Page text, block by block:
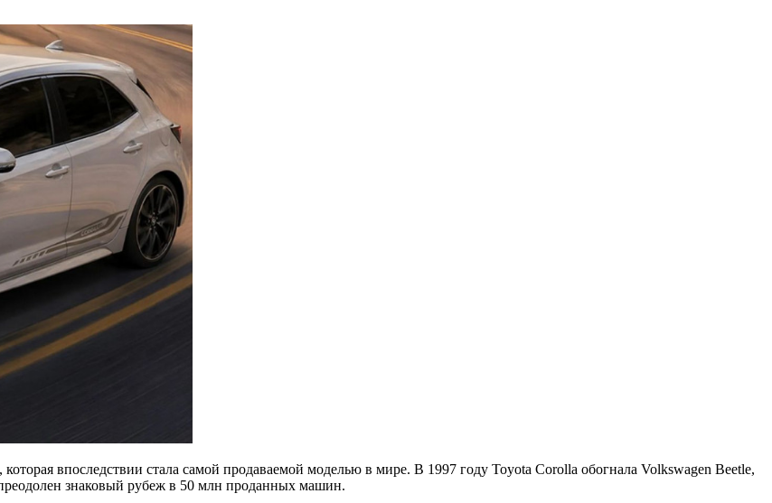
впоследствии стала самой продаваемой моделью в мире. В 1997 году Toyota Corolla обогнала Volkswagen Beetle,
знаковый рубеж в 50 млн проданных машин.